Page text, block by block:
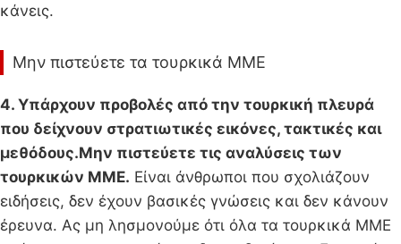
κάνεις.
Μην πιστεύετε τα τουρκικά ΜΜΕ
4. Υπάρχουν προβολές από την τουρκική πλευρά
που δείχνουν στρατιωτικές εικόνες, τακτικές και
μεθόδους.Μην πιστεύετε τις αναλύσεις των
τουρκικών ΜΜΕ. Είναι άνθρωποι που σχολιάζουν
ειδήσεις, δεν έχουν βασικές γνώσεις και δεν κάνουν
έρευνα. Ας μη λησμονούμε ότι όλα τα τουρκικά ΜΜΕ